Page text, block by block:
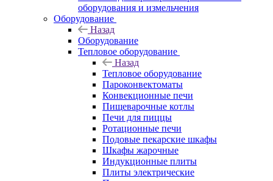
оборудования и измельчения
Оборудование
Назад
Оборудование
Тепловое оборудование
Назад
Тепловое оборудование
Пароконвектоматы
Конвекционные печи
Пищеварочные котлы
Печи для пиццы
Ротационные печи
Подовые пекарские шкафы
Шкафы жарочные
Индукционные плиты
Плиты электрические